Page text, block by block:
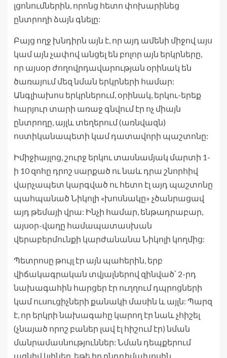
լցոնումներին, որոնց հետո փոխարինեց
ընտրողի ձայն գնելը:
Բայց ողջ խնդիրն այն է, որ այդ ամենի միջով այս
կամ այն չափով անցել են բոլոր այն երկրները,
որ այսօր ժողովրդավարության օրինակ են
ծառայում մեզ նման երկրների համար:
Անգլիախոս երկրներում, օրինակ, երկու-երեք
հարյուր տարի առաջ գնվում էր ոչ միայն
ընտրողը, այլև տեղերում (առնվազն)
ոստիկանապետի կամ դատավորի պաշտոնը:
Իմիջիայլոց, շուրջ երկու տասնամյակ մարտի 1-
ի 10 զոհը դրոշ սարքած ու նաև դրա շնորհիվ
վարչապետ կարգված ու հետո էլ այդ պաշտոնը
պահպանած Նիկոլի «խոսնակը» չծանրացավ
այդ թեմայի վրա: Ինչի համար, ենթադրաբար,
այսօր-վաղը համապատասխան
վերաբերմունքի կարժանանա Նիկոլի կողմից:
Պետրոսը թույլ էր այն պահերին, երբ
վիճակագրական տվյալներով զինված՝ 2-րդ
նախագահին հարցեր էր ուղղում դպրոցների
կամ ուսուցիչների քանակի մասին և այլն: Պարզ
է, որ երկրի նախագահը կարող էր նաև չհիշել
(չնայած որոշ բաներ լավ էլ հիշում էր) նման
մանրամասնություններ: Նման դեպքերում
ազնիվ կլիներ, եթե իր ընդդիմախոսին